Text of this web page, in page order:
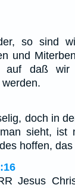
so sind
und
auf daß
doch in
sieht, ist
hoffen,
Jesus